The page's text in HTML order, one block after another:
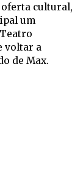
oferta cultural,
um
voltar a
de Max.